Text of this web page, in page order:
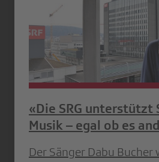
«Die SRG unterstützt
Musik – egal ob es
Der Sänger Dabu Bucher